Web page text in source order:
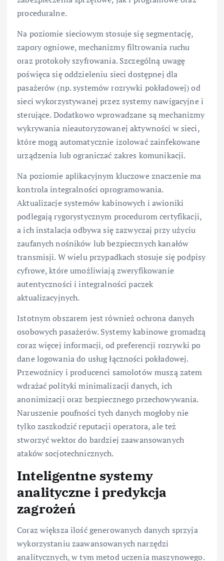
proceduralne.
Na poziomie sieciowym stosuje się segmentację,
zapory ogniowe, mechanizmy filtrowania ruchu
oraz protokoły szyfrowania. Szczególną uwagę
poświęca się oddzieleniu sieci dostępnej dla
pasażerów (np. systemów rozrywki pokładowej) od
sieci wykorzystywanej przez systemy nawigacyjne i
sterujące. Dodatkowo wprowadzane są mechanizmy
wykrywania nieautoryzowanej aktywności w sieci,
które mogą automatycznie izolować zainfekowane
urządzenia lub ograniczać zakres komunikacji.
Na poziomie aplikacyjnym kluczowe znaczenie ma
kontrola integralności oprogramowania.
Aktualizacje systemów kabinowych i awioniki
podlegają rygorystycznym procedurom certyfikacji,
a ich instalacja odbywa się zazwyczaj przy użyciu
zaufanych nośników lub bezpiecznych kanałów
transmisji. W wielu przypadkach stosuje się podpisy
cyfrowe, które umożliwiają zweryfikowanie
autentyczności i integralności paczek
aktualizacyjnych.
Istotnym obszarem jest również ochrona danych
osobowych pasażerów. Systemy kabinowe gromadzą
coraz więcej informacji, od preferencji rozrywki po
dane logowania do usług łączności pokładowej.
Przewoźnicy i producenci samolotów muszą zatem
wdrażać polityki minimalizacji danych, ich
anonimizacji oraz bezpiecznego przechowywania.
Naruszenie poufności tych danych mogłoby nie
tylko zaszkodzić reputacji operatora, ale też
stworzyć wektor do bardziej zaawansowanych
ataków socjotechnicznych.
Inteligentne systemy
analityczne i predykcja
zagrożeń
Coraz większa ilość generowanych danych sprzyja
wykorzystaniu zaawansowanych narzędzi
analitycznych, w tym metod uczenia maszynowego.